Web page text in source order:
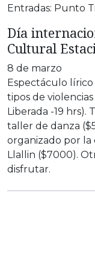
Entradas: Punto
Día
Cultural
8 de marzo
Espectáculo lírico
tipos de
Liberada -19 hrs).
taller de danza
organizado por la
Llallin ($7000).
disfrutar.